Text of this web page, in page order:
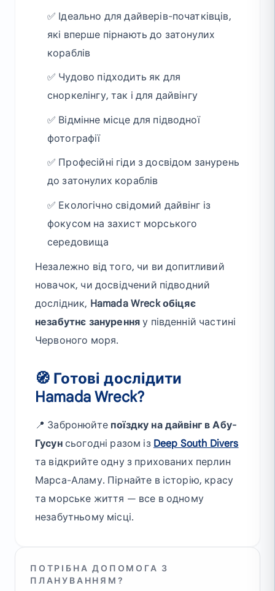
✅ Ідеально для дайверів-початківців,
які вперше пірнають до затонулих
кораблів
✅ Чудово підходить як для
сноркелінгу, так і для дайвінгу
✅ Відмінне місце для підводної
фотографії
✅ Професійні гіди з досвідом занурень
до затонулих кораблів
✅ Екологічно свідомий дайвінг із
фокусом на захист морського
середовища
Незалежно від того, чи ви допитливий
новачок, чи досвідчений підводний
дослідник, Hamada Wreck обіцяє
незабутнє занурення у південній частині
Червоного моря.
🧭 Готові дослідити
Hamada Wreck?
📍 Забронюйте поїздку на дайвінг в Абу-
Гусунсьогодні разом із Deep South Divers
та відкрийте одну з прихованих перлин
Марса-Аламу. Пірнайте в історію, красу
та морське життя — все в одному
незабутньому місці.
ПОТРІБНА ДОПОМОГА З
ПЛАНУВАННЯМ?